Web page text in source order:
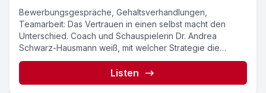
Bewerbungsgespräche, Gehaltsverhandlungen,
Teamarbeit: Das Vertrauen in einen selbst macht den
Unterschied. Coach und Schauspielerin Dr. Andrea
Schwarz-Hausmann weiß, mit welcher Strategie die
eigene Persönlichkeit...
Listen